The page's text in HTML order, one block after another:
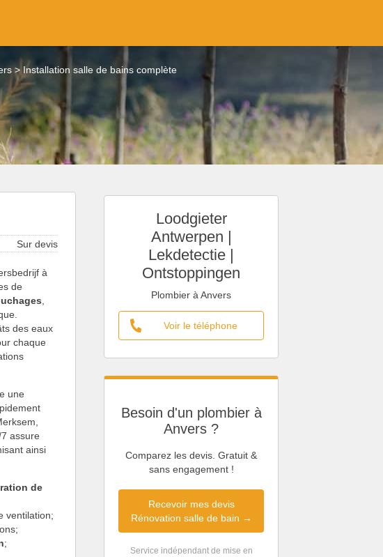
Installation salle de bains complète
Loodgieter
Antwerpen |
Lekdetectie |
Ontstoppingen
Plombier à Anvers
Voir le téléphone
Besoin d'un plombier à
Anvers ?
Comparez les devis. Gratuit &
sans engagement !
Recevoir mes devis
Rénovation salle de bain →
Service indépendant de mise en
Sur devis
à
de
des eaux
chaque
une
assure
ainsi
de
ventilation;
;